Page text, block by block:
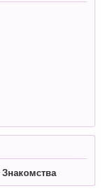
Знакомства